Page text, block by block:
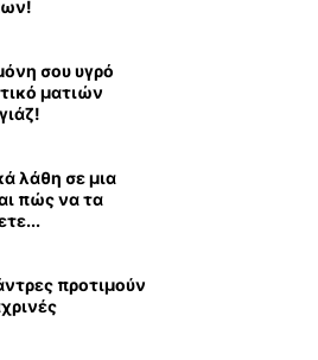
σου υγρό
ματιών
λάθη σε μια
πώς να τα
προτιμούν